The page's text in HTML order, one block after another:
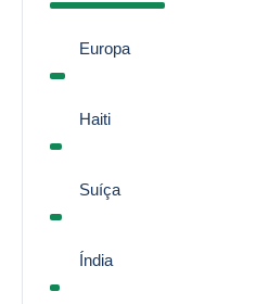
Europa
Haiti
Suíça
Índia